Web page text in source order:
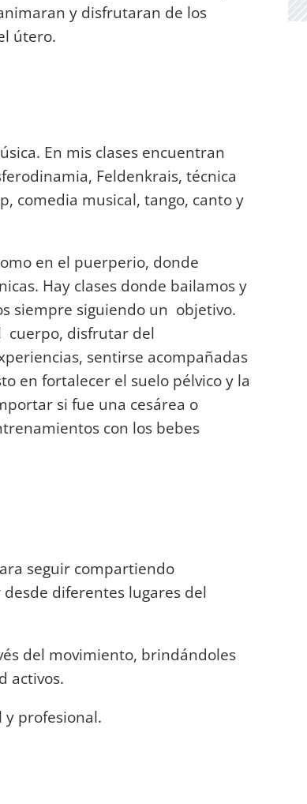
y disfrutaran de los
útero.
En mis clases encuentran
Feldenkrais, técnica
comedia musical, tango, canto y
en el puerperio, donde
Hay clases donde bailamos y
siempre siguiendo un objetivo.
cuerpo, disfrutar del
sentirse acompañadas
en fortalecer el suelo pélvico y la
si fue una cesárea o
con los bebes
seguir compartiendo
diferentes lugares del
del movimiento, brindándoles
activos.
y profesional.